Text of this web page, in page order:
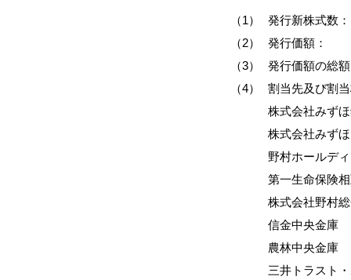
（1）
発行新株式数：
（2）
発行価額：
（3）
発行価額の総
（4）
割当先及び割
株式会社みず
株式会社みず
野村ホールデ
第一生命保険
株式会社野村
信金中央金庫
農林中央金庫
三井トラスト